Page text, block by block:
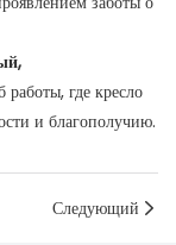
работы, где кресло
и благополучию.
Следующий